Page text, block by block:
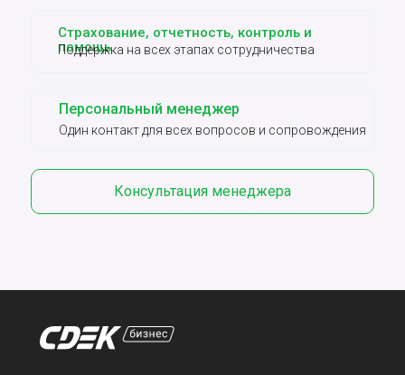
Персональный менеджер
Один контакт для всех вопросов и сопровождения
Страхование, отчетность, контроль и
помощь
Поддержка на всех этапах сотрудничества
Консультация менеджера